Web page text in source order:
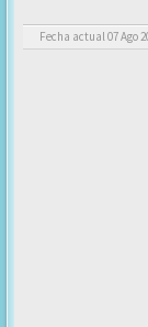
Fecha actual 07 Ago